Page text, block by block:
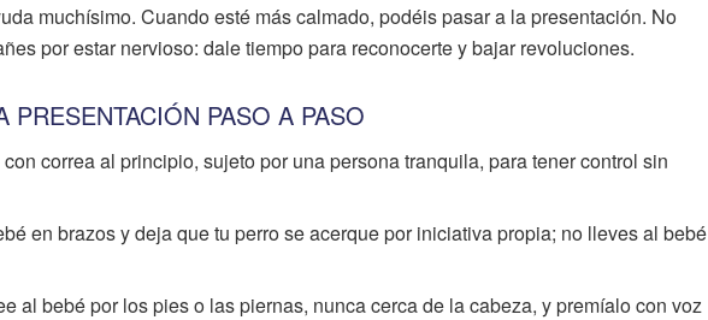
muchísimo. Cuando esté más calmado, podéis pasar a la presentación. No
por estar nervioso: dale tiempo para reconocerte y bajar revoluciones.
PRESENTACIÓN PASO A PASO
correa al principio, sujeto por una persona tranquila, para tener control sin
en brazos y deja que tu perro se acerque por iniciativa propia; no lleves al bebé
al bebé por los pies o las piernas, nunca cerca de la cabeza, y premíalo con voz